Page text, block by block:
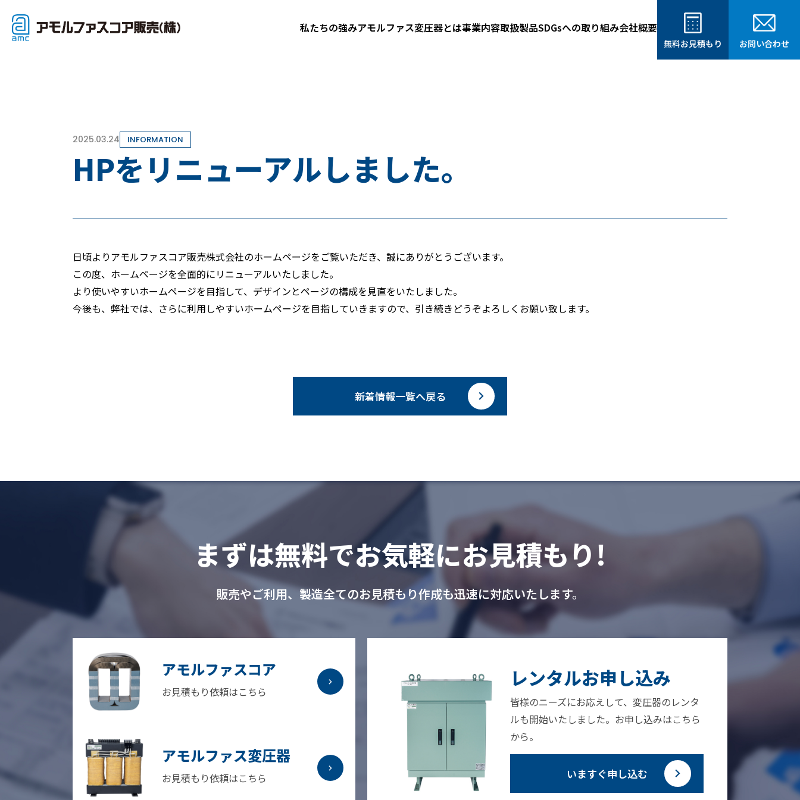
私たちの強みアモルファス変圧器とは事業内容取扱製品SDGsへの取り組み会社概要
無料お見積もり お問い合わせ
2025.03.24 INFORMATION
HPをリニューアルしました。
日頃よりアモルファスコア販売株式会社のホームページをご覧いただき、誠にありがとうございます。
この度、ホームページを全面的にリニューアルいたしました。
より使いやすいホームページを目指して、デザインとページの構成を見直をいたしました。
今後も、弊社では、さらに利用しやすいホームページを目指していきますので、引き続きどうぞよろしくお願い致します。
新着情報一覧へ戻る
まずは無料でお気軽にお見積もり!
販売やご利用、製造全てのお見積もり作成も迅速に対応いたします。
アモルファスコア
お見積もり依頼はこちら
アモルファス変圧器
お見積もり依頼はこちら
レンタルお申し込み
皆様のニーズにお応えして、変圧器のレンタ
ルも開始いたしました。お申し込みはこちら
から。
いますぐ申し込む